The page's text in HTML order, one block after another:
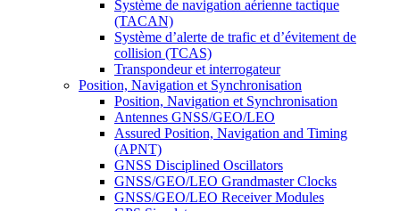
Système de navigation aérienne tactique
(TACAN)
Système d’alerte de trafic et d’évitement de
collision (TCAS)
Transpondeur et interrogateur
Position, Navigation et Synchronisation
Position, Navigation et Synchronisation
Antennes GNSS/GEO/LEO
Assured Position, Navigation and Timing
(APNT)
GNSS Disciplined Oscillators
GNSS/GEO/LEO Grandmaster Clocks
GNSS/GEO/LEO Receiver Modules